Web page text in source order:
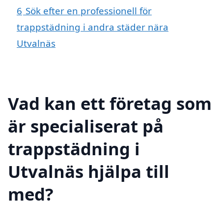
6 Sök efter en professionell för
trappstädning i andra städer nära
Utvalnäs
Vad kan ett företag som
är specialiserat på
trappstädning i
Utvalnäs hjälpa till
med?